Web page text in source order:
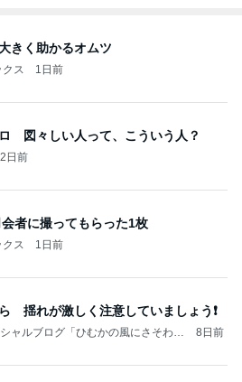
きく助かるオムツ
ス 1日前
図々しい人って、こういう人？
2日前
者に撮ってもらった1枚
ス 1日前
揺れが激しく注意していましょう❗️
ャルブログ「ひむかの風にさそわれ
8日前